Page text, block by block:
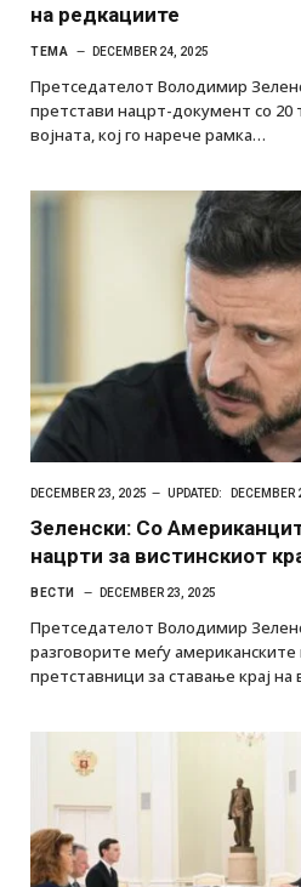
на редкациите
ТЕМА DECEMBER 24, 2025
Претседателот Володимир
претстави нацрт-документ со 20
војната, кој го нарече рамка…
DECEMBER 23, 2025 UPDATED: DECEMBER
Зеленски: Со
нацрти за вистинскиот
ВЕСТИ DECEMBER 23, 2025
Претседателот Володимир
разговорите меѓу американските
претставници за ставање крај на